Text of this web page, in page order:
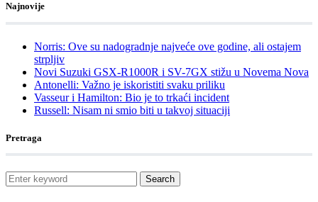
Najnovije
Norris: Ove su nadogradnje najveće ove godine, ali ostajem
strpljiv
Novi Suzuki GSX-R1000R i SV-7GX stižu u Novema Nova
Antonelli: Važno je iskoristiti svaku priliku
Vasseur i Hamilton: Bio je to trkaći incident
Russell: Nisam ni smio biti u takvoj situaciji
Pretraga
Search